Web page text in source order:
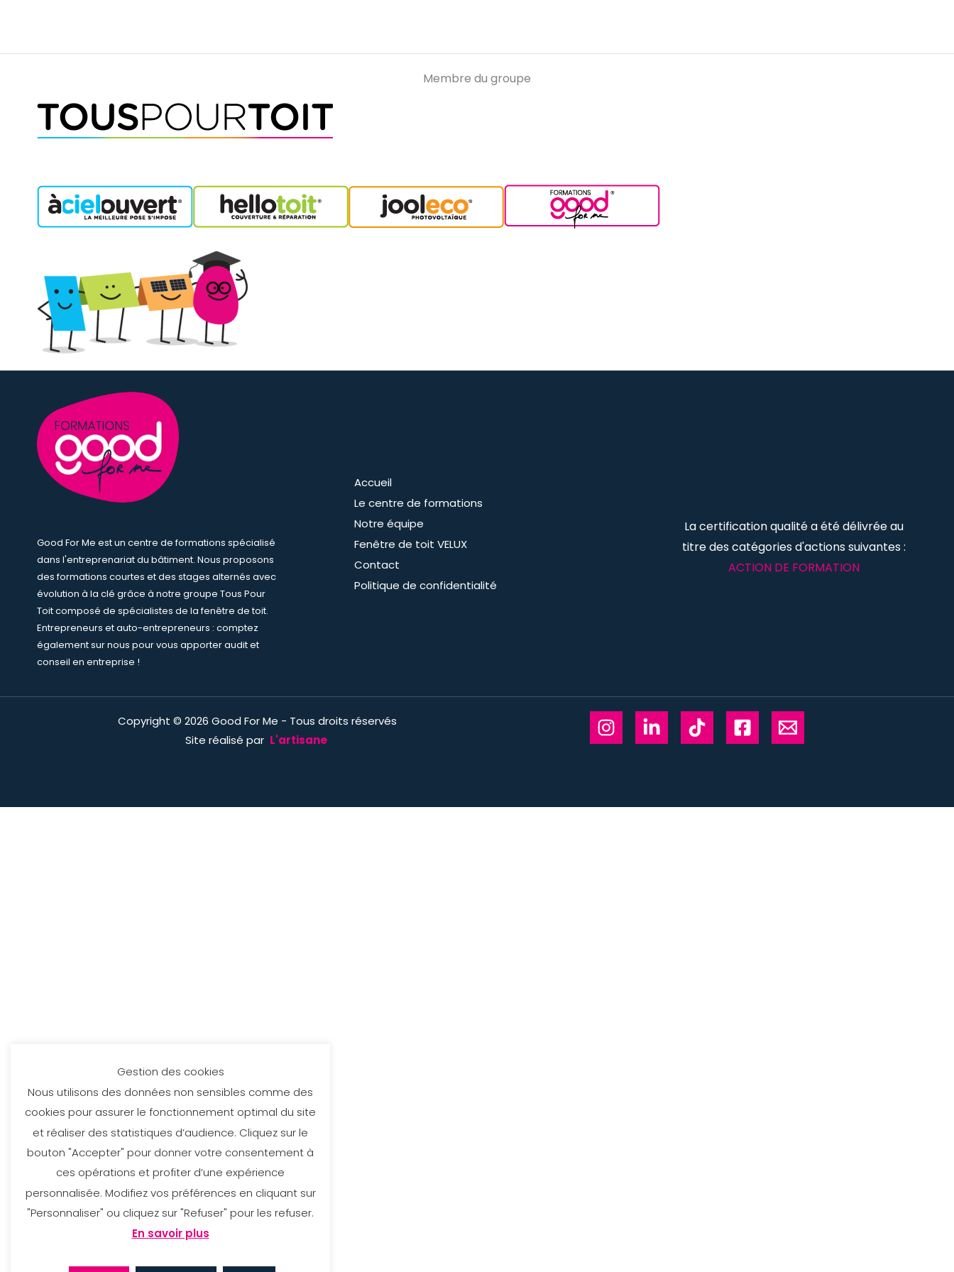
Membre du groupe
Good For Me est un centre de formations spécialisé
dans l'entreprenariat du bâtiment. Nous proposons
des formations courtes et des stages alternés avec
évolution à la clé grâce à notre groupe Tous Pour
Toit composé de spécialistes de la fenêtre de toit.
Entrepreneurs et auto-entrepreneurs : comptez
également sur nous pour vous apporter audit et
conseil en entreprise !
Accueil
Le centre de formations
Notre équipe
Fenêtre de toit VELUX
Contact
Politique de confidentialité
La certification qualité a été délivrée au
titre des catégories d'actions suivantes :
ACTION DE FORMATION
Copyright © 2026 Good For Me - Tous droits réservés
Site réalisé par L'artisane
Gestion des cookies
Nous utilisons des données non sensibles comme des
cookies pour assurer le fonctionnement optimal du site
et réaliser des statistiques d’audience. Cliquez sur le
bouton "Accepter" pour donner votre consentement à
ces opérations et profiter d’une expérience
personnalisée. Modifiez vos préférences en cliquant sur
"Personnaliser" ou cliquez sur "Refuser" pour les refuser.
En savoir plus